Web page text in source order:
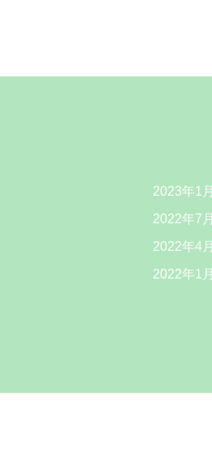
2023年1月
2022年7月
2022年4月
2022年1月